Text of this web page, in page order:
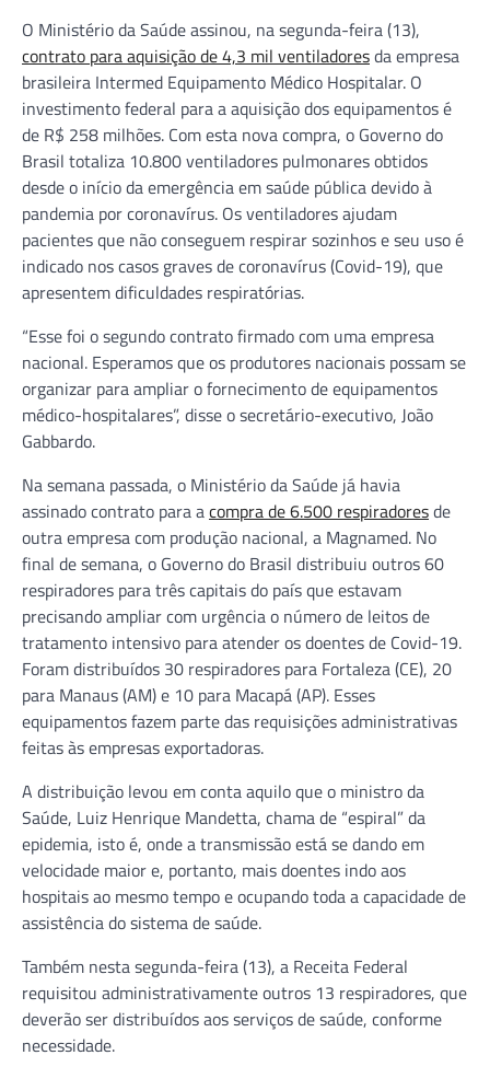
O Ministério da Saúde assinou, na segunda-feira (13),
contrato para aquisição de 4,3 mil ventiladoresda empresa
brasileira Intermed Equipamento Médico Hospitalar. O
investimento federal para a aquisição dos equipamentos é
de R$ 258 milhões. Com esta nova compra, o Governo do
Brasil totaliza 10.800 ventiladores pulmonares obtidos
desde o início da emergência em saúde pública devido à
pandemia por coronavírus. Os ventiladores ajudam
pacientes que não conseguem respirar sozinhos e seu uso é
indicado nos casos graves de coronavírus (Covid-19), que
apresentem dificuldades respiratórias.
“Esse foi o segundo contrato firmado com uma empresa
nacional. Esperamos que os produtores nacionais possam se
organizar para ampliar o fornecimento de equipamentos
médico-hospitalares”, disse o secretário-executivo, João
Gabbardo.
Na semana passada, o Ministério da Saúde já havia
assinado contrato para acompra de 6.500 respiradoresde
outra empresa com produção nacional, a Magnamed. No
final de semana, o Governo do Brasil distribuiu outros 60
respiradores para três capitais do país que estavam
precisando ampliar com urgência o número de leitos de
tratamento intensivo para atender os doentes de Covid-19.
Foram distribuídos 30 respiradores para Fortaleza (CE), 20
para Manaus (AM) e 10 para Macapá (AP). Esses
equipamentos fazem parte das requisições administrativas
feitas às empresas exportadoras.
A distribuição levou em conta aquilo que o ministro da
Saúde, Luiz Henrique Mandetta, chama de “espiral” da
epidemia, isto é, onde a transmissão está se dando em
velocidade maior e, portanto, mais doentes indo aos
hospitais ao mesmo tempo e ocupando toda a capacidade de
assistência do sistema de saúde.
Também nesta segunda-feira (13), a Receita Federal
requisitou administrativamente outros 13 respiradores, que
deverão ser distribuídos aos serviços de saúde, conforme
necessidade.